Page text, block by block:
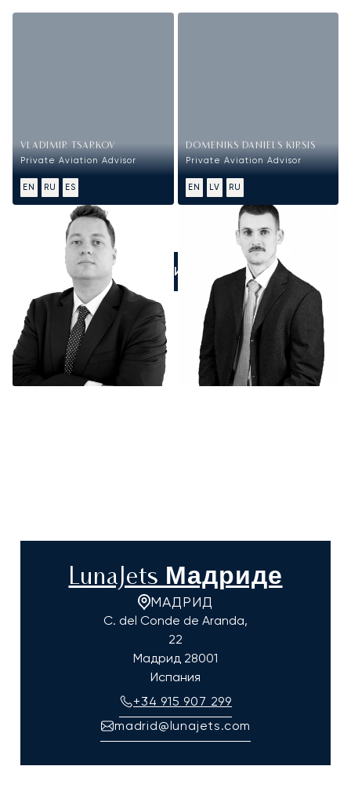
VLADIMIR TSARKOV
Private Aviation Advisor
EN RU ES
DOMENIKS DANIELS KIRSIS
Private Aviation Advisor
EN LV RU
ПОЗВОНИТЕ НАМ
LunaJets Мадриде
МАДРИД
C. del Conde de Aranda,
22
Мадрид 28001
Испания
+34 915 907 299
madrid@lunajets.com